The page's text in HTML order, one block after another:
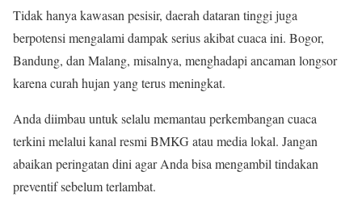
Tidak hanya kawasan pesisir, daerah dataran tinggi juga
berpotensi mengalami dampak serius akibat cuaca ini. Bogor,
Bandung, dan Malang, misalnya, menghadapi ancaman longsor
karena curah hujan yang terus meningkat.
Anda diimbau untuk selalu memantau perkembangan cuaca
terkini melalui kanal resmi BMKG atau media lokal. Jangan
abaikan peringatan dini agar Anda bisa mengambil tindakan
preventif sebelum terlambat.